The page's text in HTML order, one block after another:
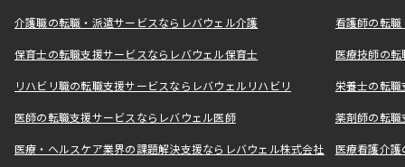
介護職の転職・派遣サービスならレバウェル介護 看護師の転
保育士の転職支援サービスならレバウェル保育士 医療技師の
リハビリ職の転職支援サービスならレバウェルリハビリ 栄養士の転
医師の転職支援サービスならレバウェル医師 薬剤師の転
医療・ヘルスケア業界の課題解決支援ならレバウェル株式会社 医療看護介